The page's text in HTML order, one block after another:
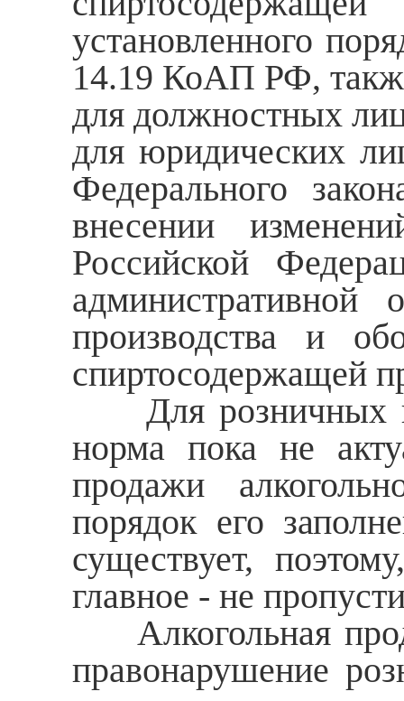
установленного
14.19 КоАП РФ,
для должностных
для юридических
Федерального
внесении
Российской
административной
производства и
спиртосодержащей
Для розничных
норма пока не
продажи
порядок его
существует,
главное - не
Алкогольная
правонарушение